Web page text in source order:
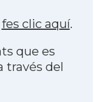
fes clic aquí.
que es
través del